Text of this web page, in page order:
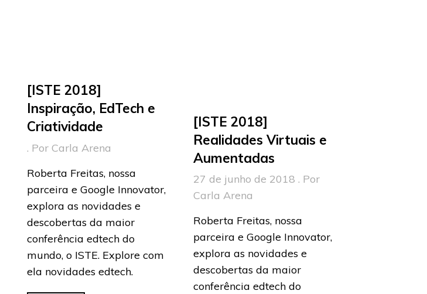
[ISTE 2018]
Inspiração, EdTech e
Criatividade
. Por Carla Arena
Roberta Freitas, nossa
parceira e Google Innovator,
explora as novidades e
descobertas da maior
conferência edtech do
mundo, o ISTE. Explore com
ela novidades edtech.
[ISTE 2018]
Realidades Virtuais e
Aumentadas
27 de junho de 2018 . Por
Carla Arena
Roberta Freitas, nossa
parceira e Google Innovator,
explora as novidades e
descobertas da maior
conferência edtech do